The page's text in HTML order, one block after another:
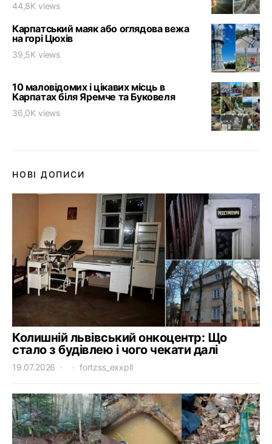
44,8K views
Карпатський маяк або оглядова вежа
на горі Цюхів
39,5K views
10 маловідомих і цікавих місць в
Карпатах біля Яремче та Буковеля
36,0K views
НОВІ ДОПИСИ
Колишній львівський онкоцентр: Що
стало з будівлею і чого чекати далі
19.07.2026 fortzss_exxpll